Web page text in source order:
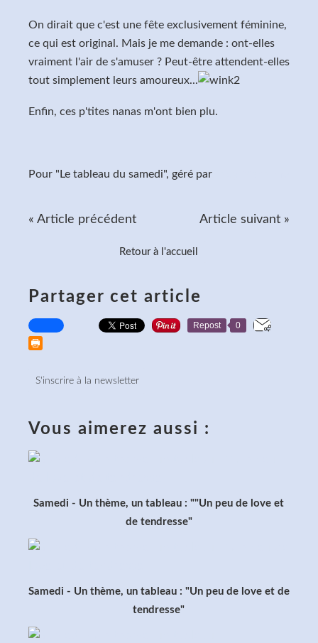
On dirait que c'est une fête exclusivement féminine,
ce qui est original. Mais je me demande : ont-elles
vraiment l'air de s'amuser ? Peut-être attendent-elles
tout simplement leurs amoureux...
Enfin, ces p'tites nanas m'ont bien plu.
Pour "Le tableau du samedi", géré par
« Article précédent Article suivant »
Retour à l'accueil
Partager cet article
Repost 0
S'inscrire à la newsletter
Vous aimerez aussi :
Samedi - Un thème, un tableau : ""Un peu de love et
de tendresse"
Samedi - Un thème, un tableau : "Un peu de love et de
tendresse"